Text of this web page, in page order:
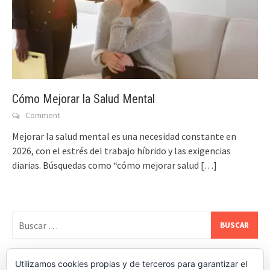
Cómo Mejorar la Salud Mental
Comment
Mejorar la salud mental es una necesidad constante en
2026, con el estrés del trabajo híbrido y las exigencias
diarias. Búsquedas como “cómo mejorar salud […]
Utilizamos cookies propias y de terceros para garantizar el